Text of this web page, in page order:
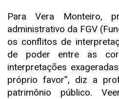
Para Vera Monteiro,
administrativo da FGV
os conflitos de
de poder entre as
interpretações
próprio favor”, diz a
patrimônio público.